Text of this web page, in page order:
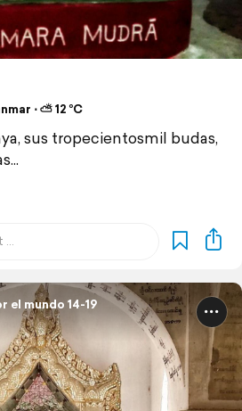
⋅ ⛅ 12 °C
sus tropecientosmil budas,
el mundo 14-19